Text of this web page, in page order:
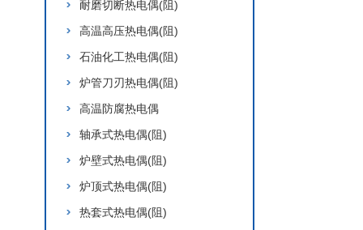
耐磨切断热电偶(阻)
高温高压热电偶(阻)
石油化工热电偶(阻)
炉管刀刃热电偶(阻)
高温防腐热电偶
轴承式热电偶(阻)
炉壁式热电偶(阻)
炉顶式热电偶(阻)
热套式热电偶(阻)